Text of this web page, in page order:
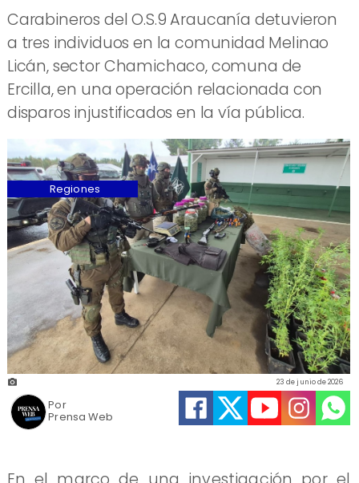
Carabineros del O.S.9 Araucanía detuvieron
a tres individuos en la comunidad Melinao
Licán, sector Chamichaco, comuna de
Ercilla, en una operación relacionada con
disparos injustificados en la vía pública.
Prensa Web
23 de junio de 2026
Regiones
Por